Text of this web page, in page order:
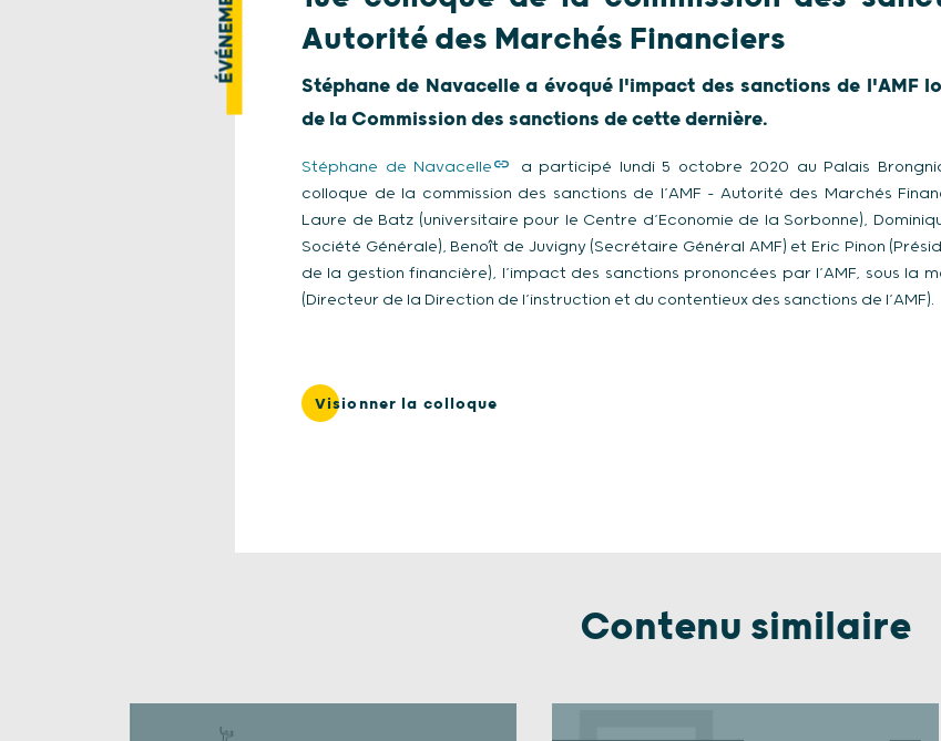
ÉVÉNEMENT
Autorité des Marchés Financiers
Stéphane de Navacelle a évoqué l'impact des sanctions de l'AMF
de la Commission des sanctions de cette dernière.
Stéphane de Navacelle
a participé lundi 5 octobre 2020 au Palais
colloque de la commission des sanctions de l’AMF – Autorité des Marchés
Laure de Batz (universitaire pour le Centre d’Economie de la Sorbonne),
Société Générale), Benoît de Juvigny (Secrétaire Général AMF) et Eric Pinon
de la gestion financière), l’impact des sanctions prononcées par l’AMF, sous la
(Directeur de la Direction de l’instruction et du contentieux des sanctions de l’AMF).
Visionner la colloque
Contenu similaire